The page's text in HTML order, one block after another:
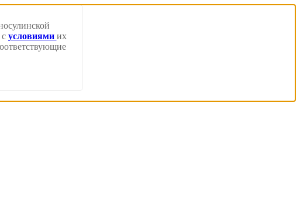
условиями их